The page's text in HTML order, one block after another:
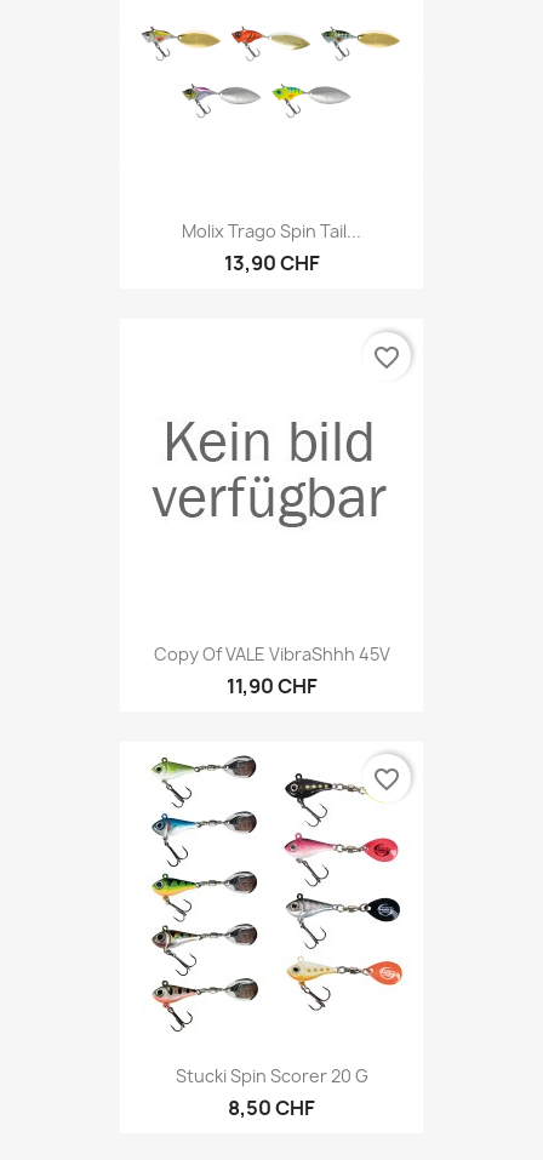
Molix Trago Spin Tail...
13,90 CHF
Copy Of VALE VibraShhh 45V
11,90 CHF
favorite_border
Stucki Spin Scorer 20 G
8,50 CHF
favorite_border